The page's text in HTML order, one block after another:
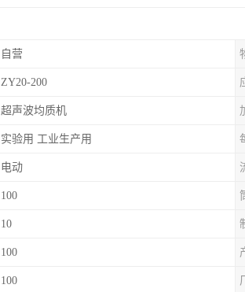
自营
ZY20-200
超声波均质机
实验用 工业生产用
电动
100
10
100
100